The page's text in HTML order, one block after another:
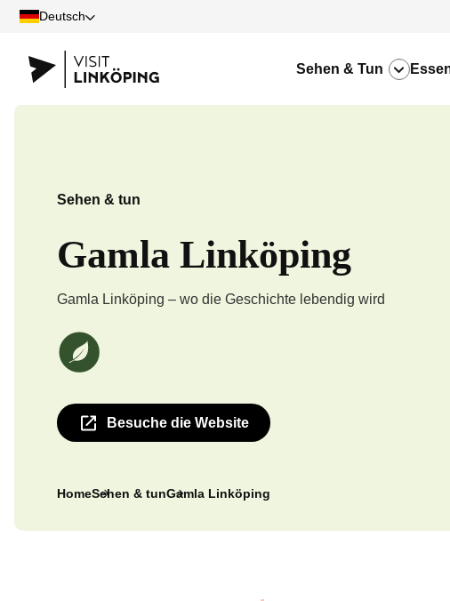
Deutsch
Sehen & Tun
Sehen & tun
Gamla Linköping
Gamla Linköping – wo die Geschichte lebendig wird
Wir von Gamla Linköping sind ein umweltgesichertes Unternehmen
Besuche die Website
HomeSehen & tunGamla Linköping